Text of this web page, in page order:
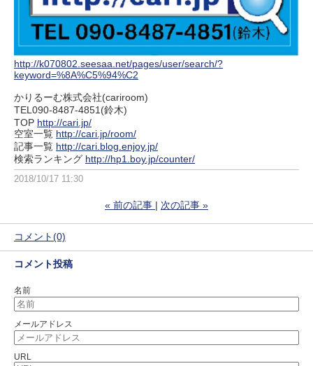
http://k070802.seesaa.net/pages/user/search/?
keyword=%8A%C5%94%C2
かりるーむ株式会社(cariroom)
TEL090-8487-4851(鈴木)
TOP http://cari.jp/
空室一覧 http://cari.jp/room/
記事一覧 http://cari.blog.enjoy.jp/
検索ランキング http://hp1.boy.jp/counter/
2018/10/17 11:30
« 前の記事 次の記事 »
コメント(0)
コメント投稿
名前
メールアドレス
URL